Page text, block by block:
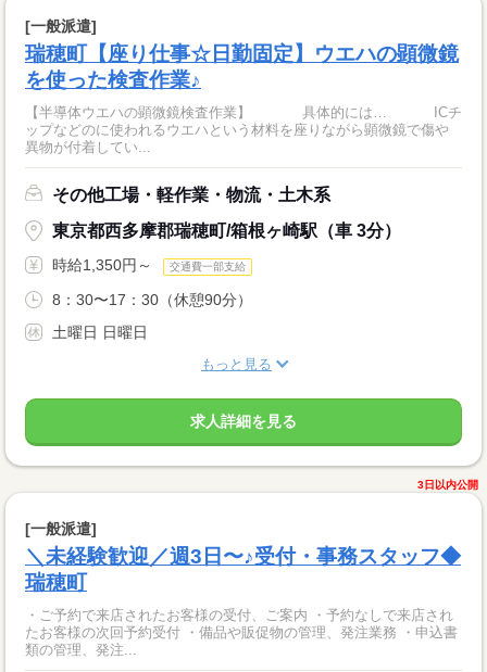
[一般派遣]
瑞穂町【座り仕事☆日勤固定】ウエハの顕微鏡
を使った検査作業♪
【半導体ウエハの顕微鏡検査作業】 具体的には… ICチ
ップなどのに使われるウエハという材料を座りながら顕微鏡で傷や
異物が付着してい...
その他工場・軽作業・物流・土木系
東京都西多摩郡瑞穂町/箱根ヶ崎駅（車 3分）
時給1,350円～ 交通費一部支給
8：30〜17：30（休憩90分）
土曜日 日曜日
もっと見る
求人詳細を見る
3日以内公開
[一般派遣]
＼未経験歓迎／週3日〜♪受付・事務スタッフ◆
瑞穂町
・ご予約で来店されたお客様の受付、ご案内 ・予約なしで来店され
たお客様の次回予約受付 ・備品や販促物の管理、発注業務 ・申込書
類の管理、発注...